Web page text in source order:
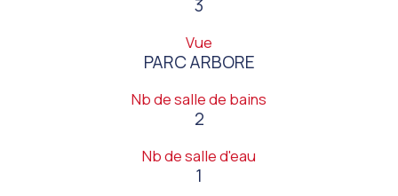
3
Vue
PARC ARBORE
Nb de salle de bains
2
Nb de salle d'eau
1